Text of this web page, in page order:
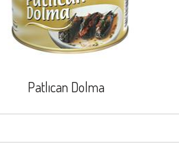
Patlıcan Dolma